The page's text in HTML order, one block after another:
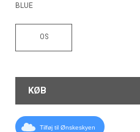
BLUE
OS
KØB
Tilføj til Ønskeskyen